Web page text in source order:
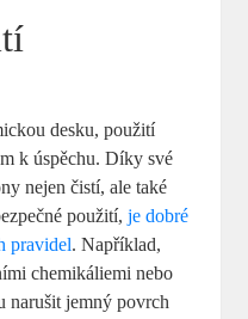
desku, použití
k úspěchu. Díky své
nejen čistí, ale také
použití,je dobré
pravidel. Například,
chemikáliemi nebo
narušit jemný povrch